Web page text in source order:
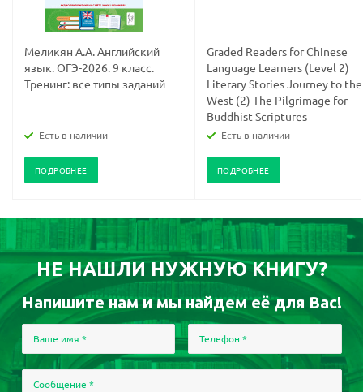
Меликян А.А. Английский
язык. ОГЭ-2026. 9 класс.
Тренинг: все типы заданий
Есть в наличии
ПОДРОБНЕЕ
Graded Readers for Chinese
Language Learners (Level 2)
Literary Stories Journey to the
West (2) The Pilgrimage for
Buddhist Scriptures
Есть в наличии
ПОДРОБНЕЕ
НЕ НАШЛИ НУЖНУЮ КНИГУ?
Напишите нам и мы найдем её для Вас!
Ваше имя * Телефон *
Сообщение *